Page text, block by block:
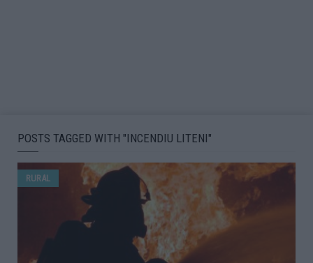
POSTS TAGGED WITH "INCENDIU LITENI"
RURAL